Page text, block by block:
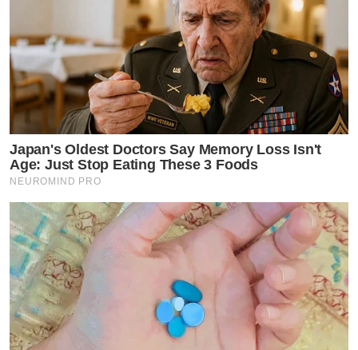
Japan's Oldest Doctors Say Memory Loss Isn't
Age: Just Stop Eating These 3 Foods
NEUROMIND PRO